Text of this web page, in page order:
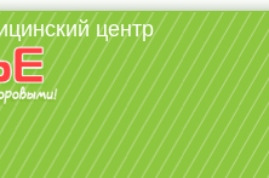
центр